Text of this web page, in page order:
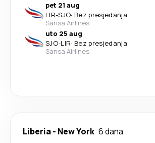
pet 21 aug
LIR-SJO· Bez presjedanja
Sansa Airlines
uto 25 aug
SJO-LIR· Bez presjedanja
Sansa Airlines
Liberia- New York 6 dana